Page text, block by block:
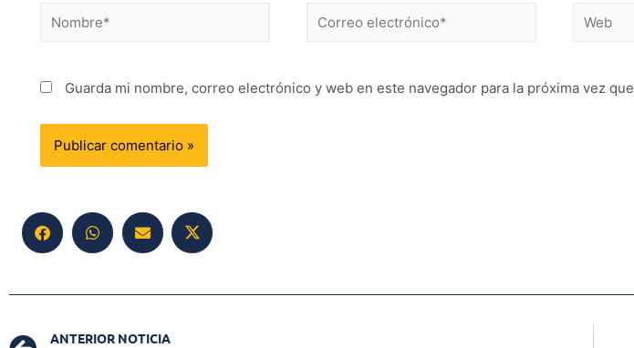
Guarda mi nombre, correo electrónico y web en este navegador para la próxima vez
ANTERIOR NOTICIA